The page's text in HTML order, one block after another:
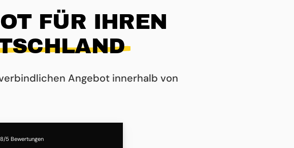
FÜR IHREN
Angebot innerhalb von
5 Bewertungen